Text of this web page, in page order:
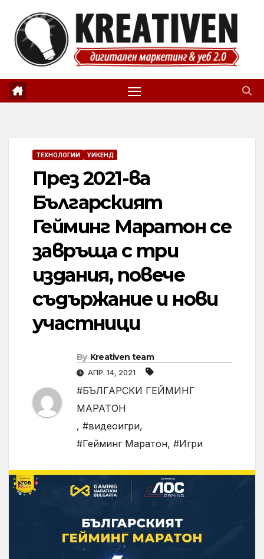
content
ТЕХНОЛОГИИ УИКЕНД
През 2021-ва
Българският
Гейминг Маратон се
завръща с три
издания, повече
съдържание и нови
участници
By Kreativen team
АПР. 14, 2021
#БЪЛГАРСКИ ГЕЙМИНГ
МАРАТОН
, #видеоигри,
#Гейминг Маратон, #Игри